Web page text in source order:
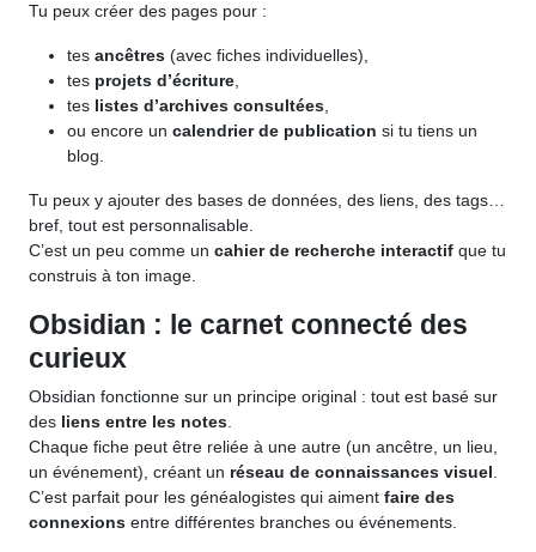
Tu peux créer des pages pour :
tes ancêtres (avec fiches individuelles),
tes projets d’écriture
tes listes d’archives consultées
ou encore un calendrier de publication si tu tiens un
blog.
Tu peux y ajouter des bases de données, des liens, des tags…
bref, tout est personnalisable.
C’est un peu comme un cahier de recherche interactif que tu
construis à ton image.
Obsidian : le carnet connecté des
curieux
Obsidian fonctionne sur un principe original : tout est basé sur
des liens entre les notes
Chaque fiche peut être reliée à une autre (un ancêtre, un lieu,
un événement), créant un réseau de connaissances visuel
C’est parfait pour les généalogistes qui aiment faire des
connexions entre différentes branches ou événements.